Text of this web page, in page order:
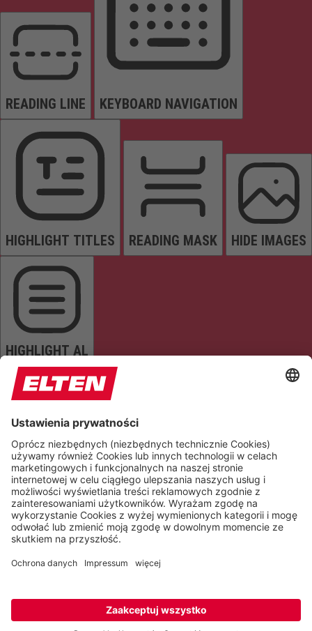
READING LINE KEYBOARD NAVIGATION
HIGHLIGHT TITLES READING MASK HIDE IMAGES
HIGHLIGHT AL
READ PAGE MUTE SOUNDS STOP ANIMATIONS
Reset Settings